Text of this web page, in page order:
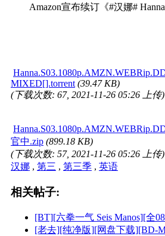
Amazon宣布续订《#汉娜# Hanna
MIXED[].torrent (39.47 KB)
(下载次数: 67, 2021-11-26 05:26 上传)
官中.zip (899.18 KB)
(下载次数: 57, 2021-11-26 05:26 上传)
汉娜 , 第三 , 第三季 , 英语
相关帖子:
[BT][六拳一气 Seis Manos][全
[老去][纯净版][网盘下载][BD-